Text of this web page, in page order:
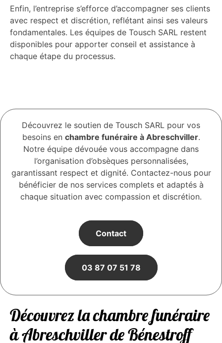
Enfin, l’entreprise s’efforce d’accompagner ses clients
avec respect et discrétion, reflétant ainsi ses valeurs
fondamentales. Les équipes de Tousch SARL restent
disponibles pour apporter conseil et assistance à
chaque étape du processus.
Découvrez le soutien de Tousch SARL pour vos
besoins en chambre funéraire à Abreschviller.
Notre équipe dévouée vous accompagne dans
l’organisation d’obsèques personnalisées,
garantissant respect et dignité. Contactez-nous pour
bénéficier de nos services complets et adaptés à
chaque situation avec compassion et discrétion.
Contact
03 87 07 51 78
Découvrez la chambre funéraire
à Abreschviller de Bénestroff